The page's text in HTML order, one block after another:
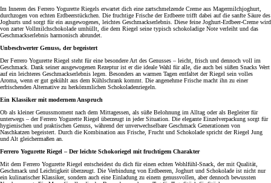
Im Inneren des Ferrero Yogurette Riegels erwartet dich eine zartschmelzende Creme aus Magermilchjoghurt,
durchzogen von echten Erdbeerstückchen. Die fruchtige Frische der Erdbeere trifft dabei auf die sanfte Säure des
Joghurts und sorgt für ein ausgewogenes, leichtes Geschmackserlebnis. Diese feine Joghurt-Erdbeer-Creme wird
von zarter Vollmilchschokolade umhüllt, die dem Riegel seine typisch schokoladige Note verleiht und das
Geschmackserlebnis harmonisch abrundet.
Unbeschwerter Genuss, der begeistert
Der Ferrero Yogurette Riegel steht für eine besondere Art des Genusses – leicht, frisch und dennoch voll im
Geschmack. Dank seiner ausgewogenen Rezeptur ist er die ideale Wahl für alle, die auch bei süßen Snacks Wert
auf ein leichteres Geschmackserlebnis legen. Besonders an warmen Tagen entfaltet der Riegel sein volles
Aroma, wenn er gut gekühlt aus dem Kühlschrank kommt. Die angenehme Frische macht ihn zu einer
erfrischenden Alternative zu herkömmlichen Schokoladenriegeln.
Ein Klassiker mit modernem Anspruch
Ob als kleiner Genussmoment nach dem Mittagessen, als süße Belohnung im Alltag oder als Begleiter für
unterwegs – der Ferrero Yogurette Riegel überzeugt in jeder Situation. Die elegante Einzelverpackung sorgt für
hygienischen und praktischen Genuss, während der unverwechselbare Geschmack Generationen von
Naschkatzen begeistert. Durch die Kombination aus Frische, Frucht und Schokolade spricht der Riegel Jung
und Alt gleichermaßen an.
Ferrero Yogurette Riegel – Der leichte Schokoriegel mit fruchtigem Charakter
Mit dem Ferrero Yogurette Riegel entscheidest du dich für einen echten Wohlfühl-Snack, der mit Qualität,
Geschmack und Leichtigkeit überzeugt. Die Verbindung von Erdbeeren, Joghurt und Schokolade ist nicht nur
ein kulinarischer Klassiker, sondern auch eine Einladung zu einem genussvollen, aber dennoch bewussten